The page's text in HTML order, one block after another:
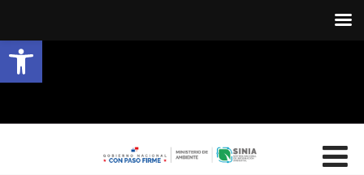
Abrir barra de herramientas